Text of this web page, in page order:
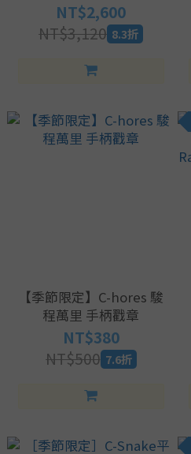
NT$2,600
NT$3,120 8.3折
【季節限定】C-hores 駿
程萬里 手柄戳章
NT$380
NT$500 7.6折